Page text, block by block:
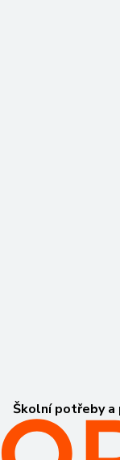
Školní potřeby a